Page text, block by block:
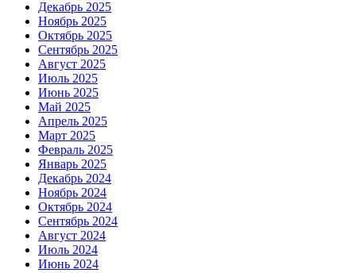
Декабрь 2025
Ноябрь 2025
Октябрь 2025
Сентябрь 2025
Август 2025
Июль 2025
Июнь 2025
Май 2025
Апрель 2025
Март 2025
Февраль 2025
Январь 2025
Декабрь 2024
Ноябрь 2024
Октябрь 2024
Сентябрь 2024
Август 2024
Июль 2024
Июнь 2024